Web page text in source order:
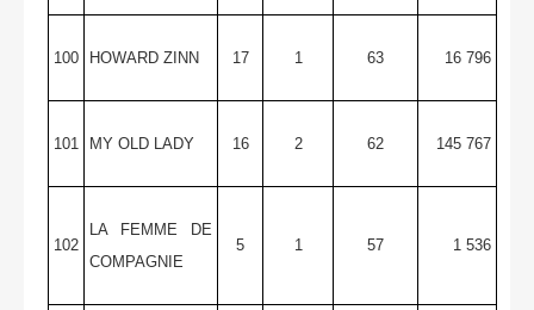
100 HOWARD ZINN 17 1 63 16 796
101 MY OLD LADY 16 2 62 145 767
102
LA FEMME DE
COMPAGNIE
5 1 57 1 536